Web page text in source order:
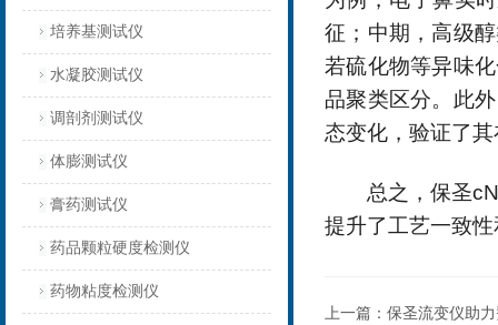
培养基测试仪
水凝胶测试仪
调剖剂测试仪
体膨测试仪
膏药测试仪
药品颗粒硬度检测仪
药物粘度检测仪
征；中期，高级
若硫化物等异味
品聚类区分。此
态变化，验证了
总之，保圣
提升了工艺一致
上一篇： 保圣流变仪助